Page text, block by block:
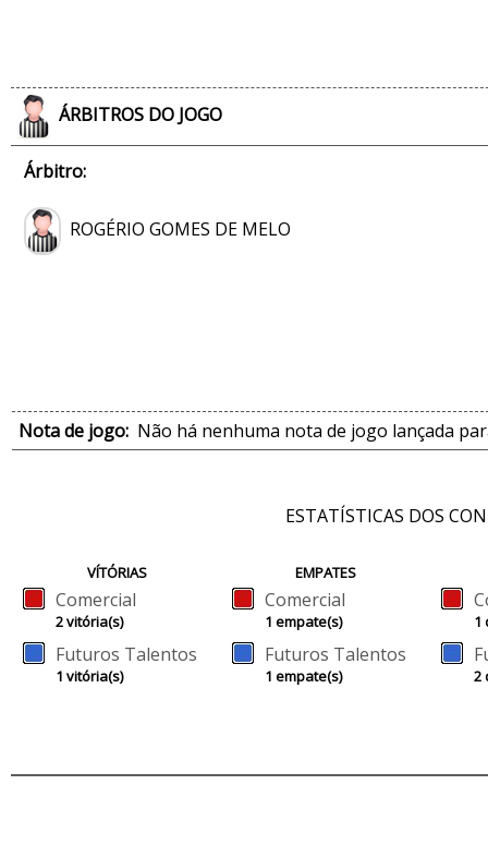
ÁRBITROS DO JOGO
Árbitro:
ROGÉRIO GOMES DE MELO
Nota de jogo: Não há nenhuma nota de jogo lançada
ESTATÍSTICAS DOS
VÍTÓRIAS
Comercial
2 vitória(s)
Futuros Talentos
1 vitória(s)
EMPATES
Comercial
1 empate(s)
Futuros Talentos
1 empate(s)
1
2